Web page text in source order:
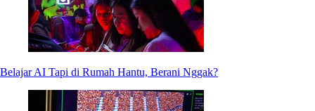
Belajar AI Tapi di Rumah Hantu, Berani Nggak?